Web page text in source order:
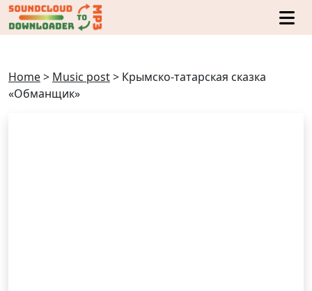
Home> Music post> Крымско-татарская сказка
«Обманщик»